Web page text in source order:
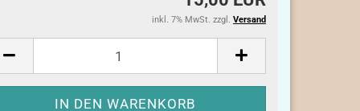
inkl. 7% MwSt. zzgl. Versand